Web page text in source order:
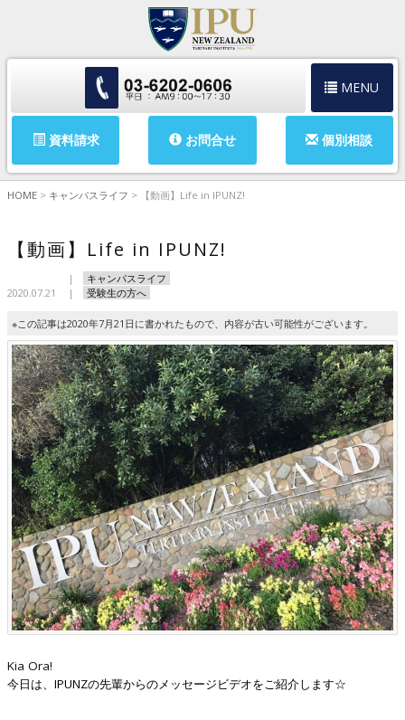
MENU
資料請求 お問合せ 個別相談
HOME > キャンパスライフ > 【動画】Life in IPUNZ!
【動画】Life in IPUNZ!
2020.07.21
キャンパスライフ
受験生の方へ
※この記事は2020年7月21日に書かれたもので、内容が古い可能性がございます。
Kia Ora!
今日は、IPUNZの先輩からのメッセージビデオをご紹介します☆